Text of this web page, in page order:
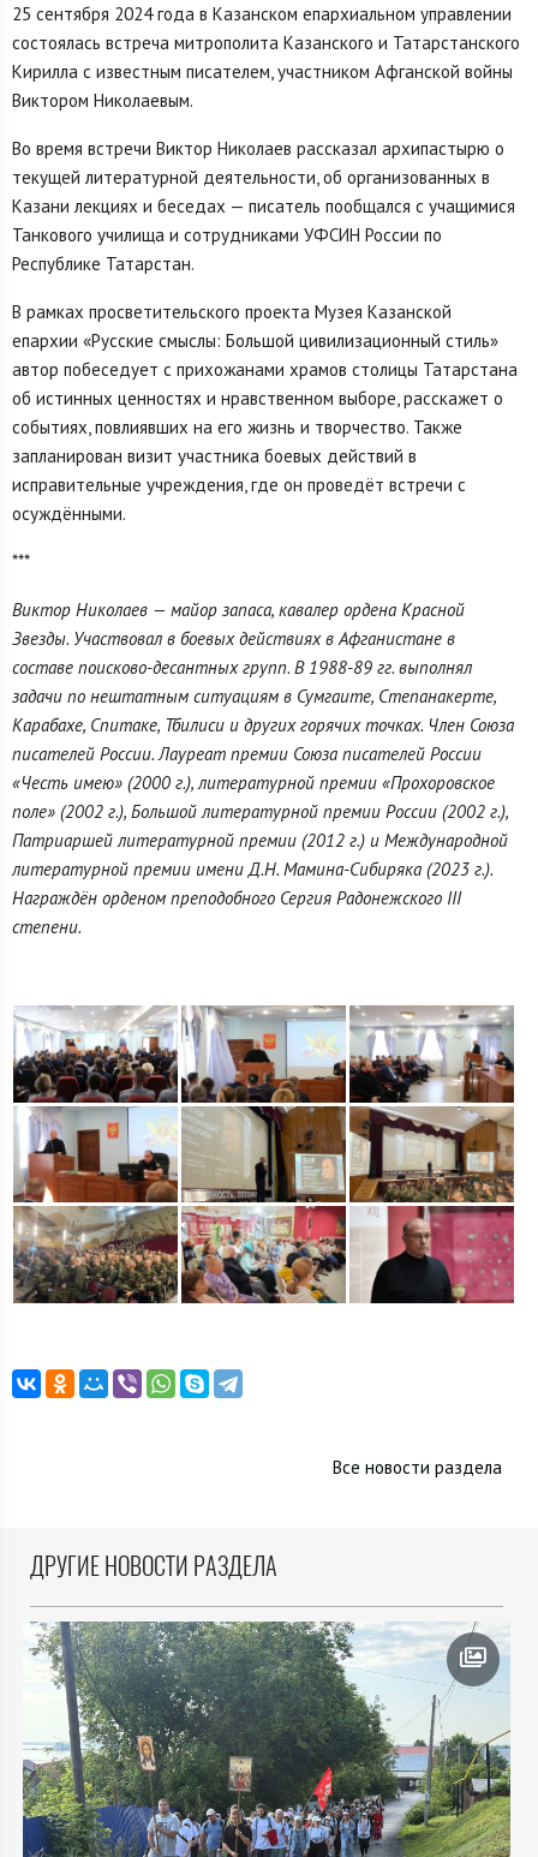
25 сентября 2024 года в Казанском епархиальном управлении
состоялась встреча митрополита Казанского и Татарстанского
Кирилла с известным писателем, участником Афганской войны
Виктором Николаевым.
Во время встречи Виктор Николаев рассказал архипастырю о
текущей литературной деятельности, об организованных в
Казани лекциях и беседах — писатель пообщался с учащимися
Танкового училища и сотрудниками УФСИН России по
Республике Татарстан.
В рамках просветительского проекта Музея Казанской
епархии «Русские смыслы: Большой цивилизационный стиль»
автор побеседует с прихожанами храмов столицы Татарстана
об истинных ценностях и нравственном выборе, расскажет о
событиях, повлиявших на его жизнь и творчество. Также
запланирован визит участника боевых действий в
исправительные учреждения, где он проведёт встречи с
осуждёнными.
***
Виктор Николаев — майор запаса, кавалер ордена Красной
Звезды. Участвовал в боевых действиях в Афганистане в
составе поисково-десантных групп. В 1988-89 гг. выполнял
задачи по нештатным ситуациям в Сумгаите, Степанакерте,
Карабахе, Спитаке, Тбилиси и других горячих точках. Член Союза
писателей России. Лауреат премии Союза писателей России
«Честь имею» (2000 г.), литературной премии «Прохоровское
поле» (2002 г.), Большой литературной премии России (2002 г.),
Патриаршей литературной премии (2012 г.) и Международной
литературной премии имени Д.Н. Мамина-Сибиряка (2023 г.).
Награждён орденом преподобного Сергия Радонежского III
степени.
Все новости раздела
ДРУГИЕ НОВОСТИ РАЗДЕЛА